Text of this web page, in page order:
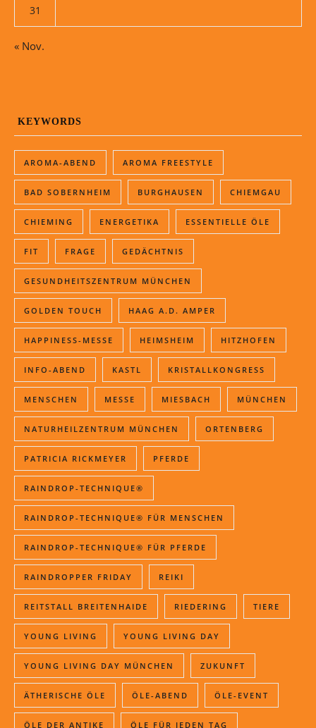
31
« Nov.
KEYWORDS
AROMA-ABEND AROMA FREESTYLE
BAD SOBERNHEIM BURGHAUSEN CHIEMGAU
CHIEMING ENERGETIKA ESSENTIELLE ÖLE
FIT FRAGE GEDÄCHTNIS
GESUNDHEITSZENTRUM MÜNCHEN
GOLDEN TOUCH HAAG A.D. AMPER
HAPPINESS-MESSE HEIMSHEIM HITZHOFEN
INFO-ABEND KASTL KRISTALLKONGRESS
MENSCHEN MESSE MIESBACH MÜNCHEN
NATURHEILZENTRUM MÜNCHEN ORTENBERG
PATRICIA RICKMEYER PFERDE
RAINDROP-TECHNIQUE®
RAINDROP-TECHNIQUE® FÜR MENSCHEN
RAINDROP-TECHNIQUE® FÜR PFERDE
RAINDROPPER FRIDAY REIKI
REITSTALL BREITENHAIDE RIEDERING TIERE
YOUNG LIVING YOUNG LIVING DAY
YOUNG LIVING DAY MÜNCHEN ZUKUNFT
ÄTHERISCHE ÖLE ÖLE-ABEND ÖLE-EVENT
ÖLE DER ANTIKE ÖLE FÜR JEDEN TAG